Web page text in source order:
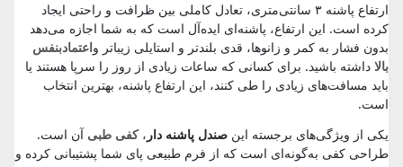
ارتفاع پاشنه ۳ سانتی‌متری، تعادل کاملی بین ظرافت و راحتی ایجاد
کرده است. این ارتفاع، پاشنه‌ای ایده‌آل است که به شما اجازه می‌دهد
بدون فشار به کمر و زانوها، قدی بلندتر و استایلی زیباتر واعتمادبنفس
بالا داشته باشید. برای کسانی که ساعات زیادی از روز را سرپا هستند یا
باید مسافت‌های زیادی را طی کنند، این ارتفاع پاشنه، بهترین انتخاب
است.
یکی از ویژگی‌های برجسته اینصندل پاشنه دار ،کفی طبی آن است.
طراحی کفی به‌گونه‌ای است که از فرم طبیعی پای شما پشتیبانی کرده و